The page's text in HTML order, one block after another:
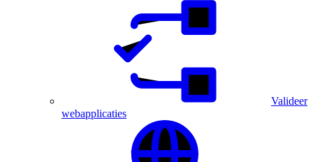
Valideer
webapplicaties